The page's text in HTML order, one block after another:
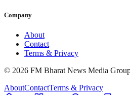
Company
About
Contact
Terms & Privacy
© 2026 FM Bharat News Media
AboutContactTerms & Privacy